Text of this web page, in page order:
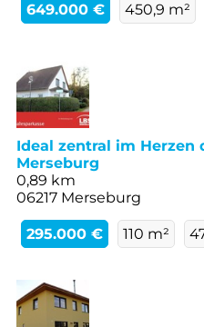
649.000 € 450,9 m²
Ideal zentral im Herzen
Merseburg
0,89 km
06217 Merseburg
295.000 € 110 m²